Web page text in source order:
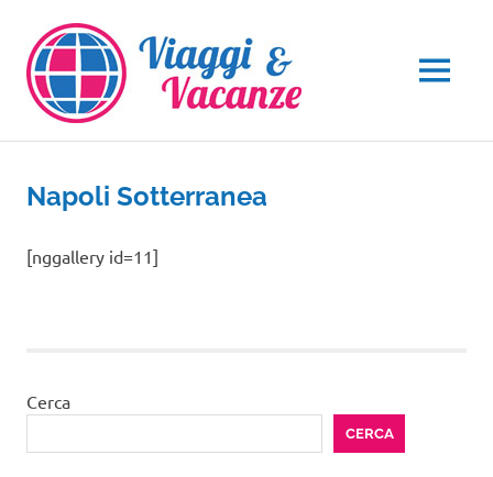
contenuto
MENU
Napoli Sotterranea
[nggallery id=11]
Cerca
CERCA